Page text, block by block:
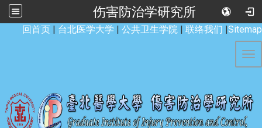
伤害防治学研究所
回首页 | 台北医学大学 | 公共卫生学院 | 联络我们 |Sitemap